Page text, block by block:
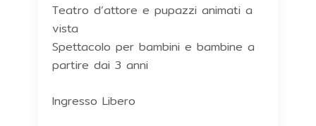
Teatro d’attore e pupazzi animati a
vista
Spettacolo per bambini e bambine a
partire dai 3 anni
Ingresso Libero